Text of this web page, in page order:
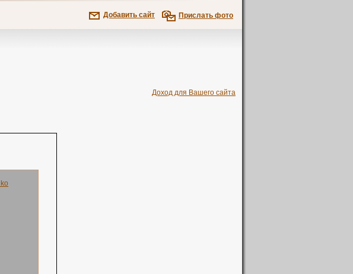
Прислать фото
Добавить сайт
Доход для Вашего сайта